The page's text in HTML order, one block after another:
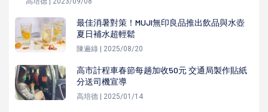
最佳消暑對策！MUJI無印良品推出飲品與水壺
夏日補水超輕鬆
陳遍綠 | 2025/08/20
高市計程車春節每趟加收50元 交通局製作貼紙
分送司機宣導
高培德 | 2025/01/14